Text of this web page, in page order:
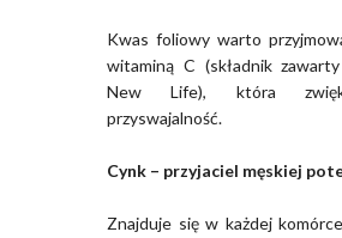
Kwas foliowy warto
witaminą C (składnik
New Life), która
przyswajalność.
Cynk – przyjaciel męskiej
Znajduje się w każdej